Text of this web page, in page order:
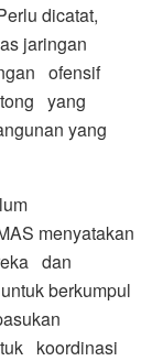
dicatat,
jaringan
ofensif
yang
yang
menyatakan
dan
berkumpul
koordinasi